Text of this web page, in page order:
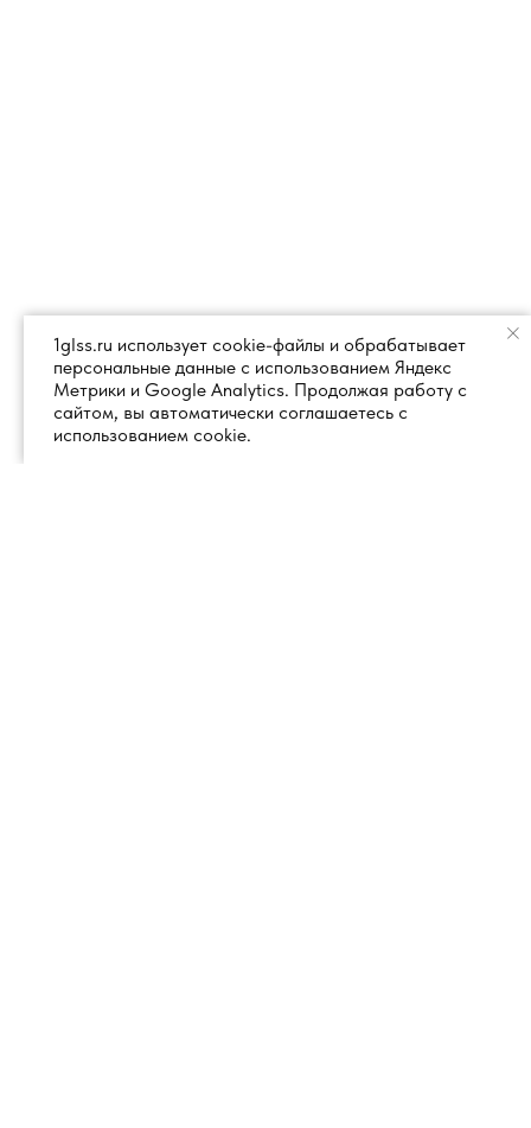
1glss.ru использует cookie-файлы и обрабатывает
персональные данные с использованием Яндекс
Метрики и Google Analytics. Продолжая работу с
сайтом, вы автоматически соглашаетесь с
использованием cookie.